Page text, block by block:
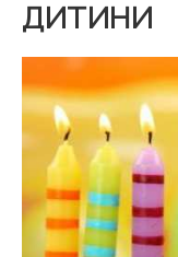
ДИТИНИ